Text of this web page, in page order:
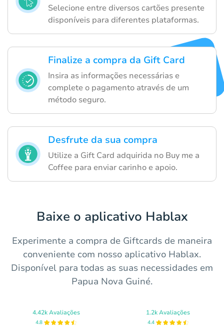
Selecione entre diversos cartões presente
disponíveis para diferentes plataformas.
Finalize a compra da Gift Card
Insira as informações necessárias e
complete o pagamento através de um
método seguro.
Desfrute da sua compra
Utilize a Gift Card adquirida no Buy me a
Coffee para enviar carinho e apoio.
Baixe o aplicativo Hablax
Experimente a compra de Giftcards de maneira
conveniente com nosso aplicativo Hablax.
Disponível para todas as suas necessidades em
Papua Nova Guiné.
4.42k Avaliações
4.8
1.2k Avaliações
4.4